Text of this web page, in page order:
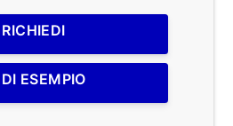
RICHIEDI
ESEMPIO